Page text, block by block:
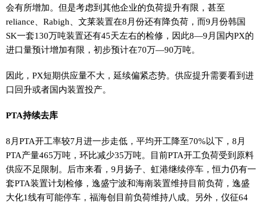
会有所增加。但是考虑到其他企业的负荷提升有限，甚至
reliance、Rabigh、文莱装置在8月份还有降负荷，而9月份韩国
SK一套130万吨装置还有45天左右的检修，因此8—9月国内PX的
进口量预计增加有限，初步预计在70万—90万吨。
因此，PX短期供应量不大，延续偏紧态势。供应提升需要看到进
口回升或者国内装置投产。
PTA持续去库
8月PTA开工率较7月进一步走低，平均开工降至70%以下，8月
PTA产量465万吨，环比减少35万吨。目前PTA开工负荷受到原料
供应不足限制。后市来看，9月扬子、虹港继续停车，恒力仍有一
套PTA装置计划检修，逸盛宁波和海南装置维持目前负荷，逸盛
大化1线有可能停车，福海创目前负荷维持八成。另外，仪征64